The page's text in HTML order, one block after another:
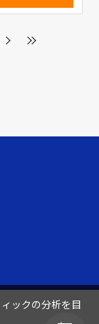
ックの分析を目